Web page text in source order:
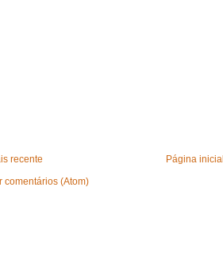
recente
Página inicial
comentários (Atom)